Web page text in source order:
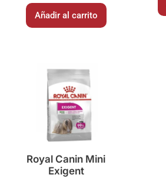
Añadir al carrito
Royal Canin Mini
Exigent